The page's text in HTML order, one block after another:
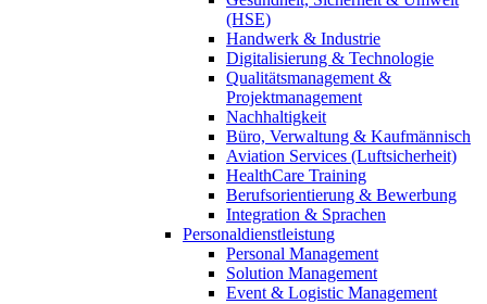
(HSE)
Handwerk & Industrie
Digitalisierung & Technologie
Qualitätsmanagement &
Projektmanagement
Nachhaltigkeit
Büro, Verwaltung & Kaufmännisch
Aviation Services (Luftsicherheit)
HealthCare Training
Berufsorientierung & Bewerbung
Integration & Sprachen
Personaldienstleistung
Personal Management
Solution Management
Event & Logistic Management